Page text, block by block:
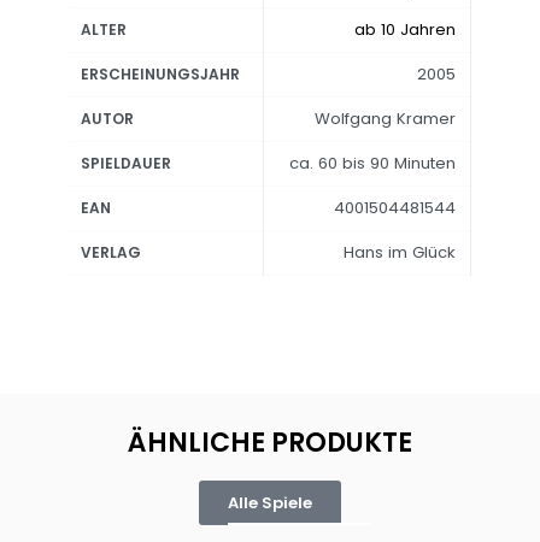
ALTER ab 10 Jahren
ERSCHEINUNGSJAHR 2005
AUTOR Wolfgang Kramer
SPIELDAUER ca. 60 bis 90 Minuten
EAN 4001504481544
VERLAG Hans im Glück
ÄHNLICHE PRODUKTE
Alle Spiele